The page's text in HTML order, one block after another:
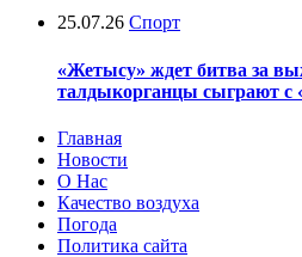
25.07.26 Спорт
«Жетысу» ждет битва за
талдыкорганцы сыграют
Главная
Новости
О Нас
Качество воздуха
Погода
Политика сайта